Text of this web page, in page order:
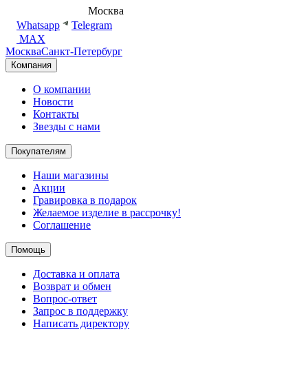
Москва
Whatsapp
Telegram
MAX
МоскваСанкт-Петербург
Компания
О компании
Новости
Контакты
Звезды с нами
Покупателям
Наши магазины
Акции
Гравировка в подарок
Желаемое изделие в рассрочку!
Соглашение
Помощь
Доставка и оплата
Возврат и обмен
Вопрос-ответ
Запрос в поддержку
Написать директору